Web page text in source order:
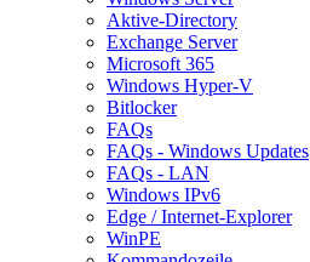
Aktive-Directory
Exchange Server
Microsoft 365
Windows Hyper-V
Bitlocker
FAQs
FAQs - Windows Updates
FAQs - LAN
Windows IPv6
Edge / Internet-Explorer
WinPE